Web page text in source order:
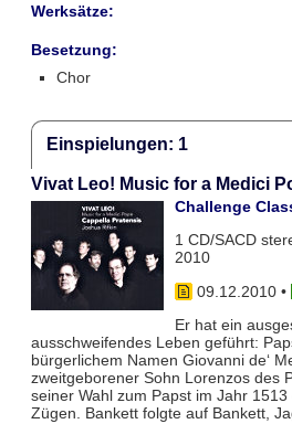
Werksätze:
Besetzung:
Chor
Einspielungen: 1
Vivat Leo! Music for a Medici
Challenge
1 CD/SACD
2010
09.12.2010•
Er hat ein
ausschweifendes Leben geführt:
bürgerlichem Namen Giovanni de‘
zweitgeborener Sohn Lorenzos des
seiner Wahl zum Papst im Jahr
Zügen. Bankett folgte auf Bankett,